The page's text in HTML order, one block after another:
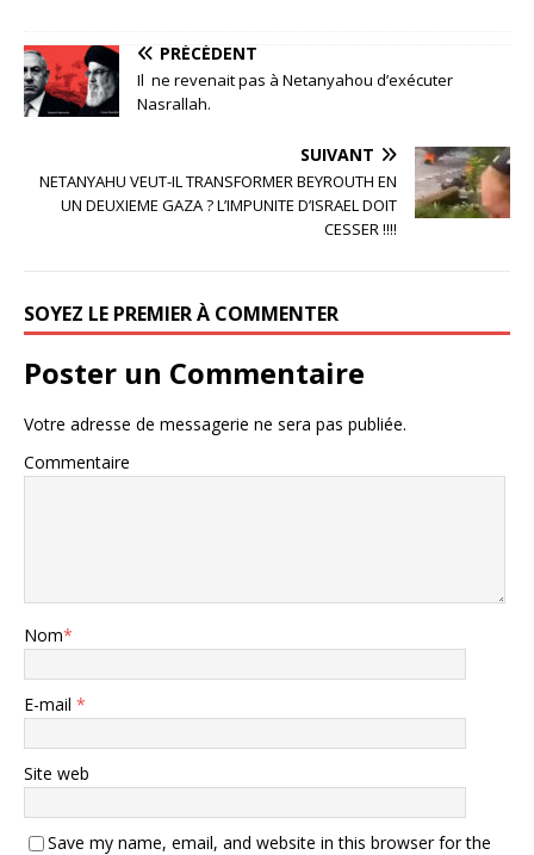
PRÉCÉDENT
Il ne revenait pas à Netanyahou d’exécuter
Nasrallah.
SUIVANT
NETANYAHU VEUT-IL TRANSFORMER BEYROUTH EN
UN DEUXIEME GAZA ? L’IMPUNITE D’ISRAEL DOIT
CESSER !!!!
SOYEZ LE PREMIER À COMMENTER
Poster un Commentaire
Votre adresse de messagerie ne sera pas publiée.
Commentaire
Nom*
E-mail *
Site web
Save my name, email, and website in this browser for the